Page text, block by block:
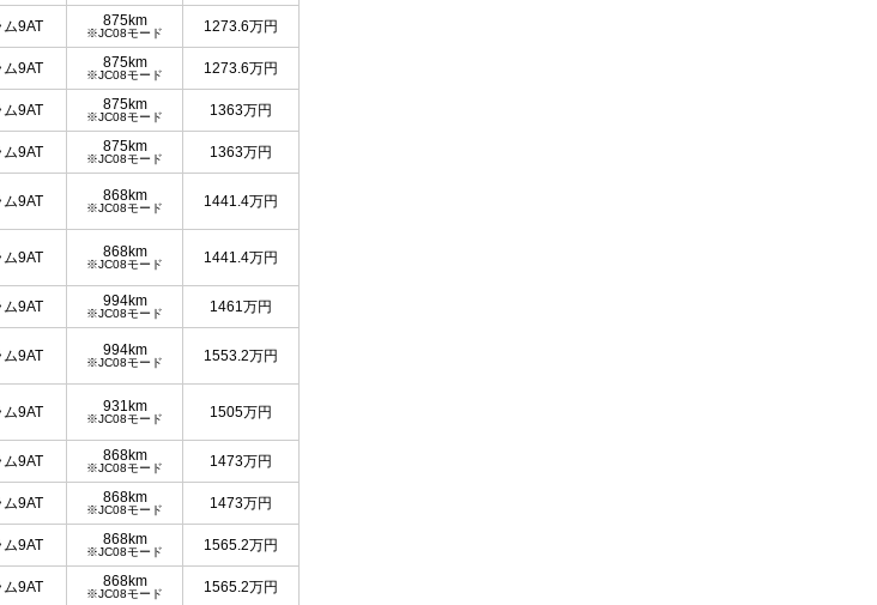
ム9AT 875km
※JC08モード 1273.6万円
ム9AT 875km
※JC08モード 1273.6万円
ム9AT 875km
※JC08モード 1363万円
ム9AT 875km
※JC08モード 1363万円
ム9AT 868km
※JC08モード 1441.4万円
ム9AT 868km
※JC08モード 1441.4万円
ム9AT 994km
※JC08モード 1461万円
ム9AT 994km
※JC08モード 1553.2万円
ム9AT 931km
※JC08モード 1505万円
ム9AT 868km
※JC08モード 1473万円
ム9AT 868km
※JC08モード 1473万円
ム9AT 868km
※JC08モード 1565.2万円
ム9AT 868km
※JC08モード 1565.2万円